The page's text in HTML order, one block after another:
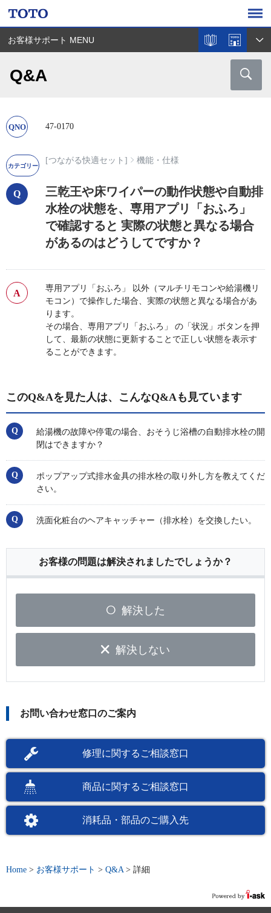
お客様サポート MENU
Q&A
47-0170
[つながる快適セット] 機能・仕様
三乾王や床ワイパーの動作状態や自動排
水栓の状態を、専用アプリ「おふろ」
で確認すると 実際の状態と異なる場合
があるのはどうしてですか？
専用アプリ「おふろ」 以外（マルチリモコンや給湯機リ
モコン）で操作した場合、実際の状態と異なる場合があ
ります。
その場合、専用アプリ「おふろ」 の「状況」ボタンを押
して、最新の状態に更新することで正しい状態を表示す
ることができます。
このQ&Aを見た人は、こんなQ&Aも見ています
給湯機の故障や停電の場合、おそうじ浴槽の自動排水栓の開
閉はできますか？
ポップアップ式排水金具の排水栓の取り外し方を教えてくだ
さい。
洗面化粧台のヘアキャッチャー（排水栓）を交換したい。
お客様の問題は解決されましたでしょうか？
解決した
解決しない
お問い合わせ窓口のご案内
修理に関するご相談窓口
商品に関するご相談窓口
消耗品・部品のご購入先
Home > お客様サポート > Q&A > 詳細